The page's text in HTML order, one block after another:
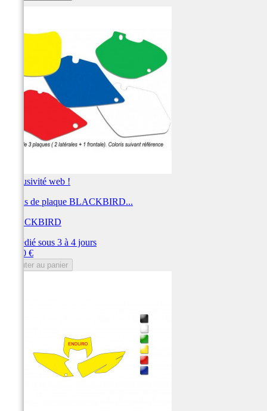
Exclusivité web !
Fonds de plaque BLACKBIRD...
BLACKBIRD
Expédié sous 3 à 4 jours
28,80 €
Ajouter au panier